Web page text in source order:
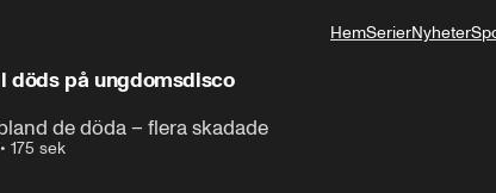
HemSerierNyheter
döds på ungdomsdisco
de döda – flera skadade
• 175 sek